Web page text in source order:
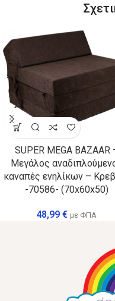
SUPER MEGA BAZAAR
Μεγάλος
καναπές ενηλίκων –
-70586- (70x60x50)
48,99 € με ΦΠΑ